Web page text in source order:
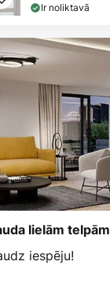
Ir noliktavā
lielām telpām
iespēju!